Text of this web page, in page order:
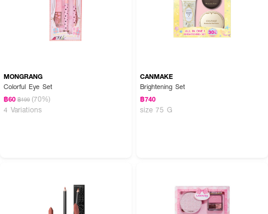
MONGRANG
Colorful Eye Set
฿60 ฿199 (70%)
4 Variations
CANMAKE
Brightening Set
฿740
size 75 G